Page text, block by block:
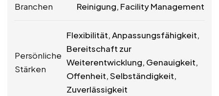
Branchen Reinigung, Facility Management
Persönliche
Stärken
Flexibilität, Anpassungsfähigkeit,
Bereitschaft zur
Weiterentwicklung, Genauigkeit,
Offenheit, Selbständigkeit,
Zuverlässigkeit